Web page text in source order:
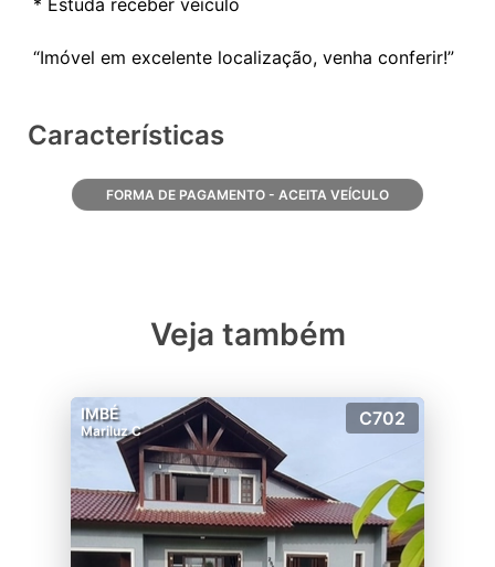
“Imóvel em excelente localização, venha conferir!”
Características
FORMA DE PAGAMENTO - ACEITA VEÍCULO
Veja também
IMBÉ
Mariluz C
C702